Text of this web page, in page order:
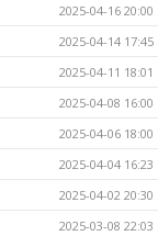
2025-04-16 20:00
2025-04-14 17:45
2025-04-11 18:01
2025-04-08 16:00
2025-04-06 18:00
2025-04-04 16:23
2025-04-02 20:30
2025-03-08 22:03